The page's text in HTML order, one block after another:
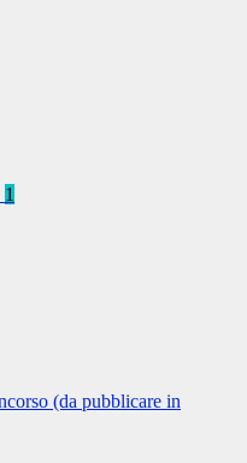
1
(da pubblicare in